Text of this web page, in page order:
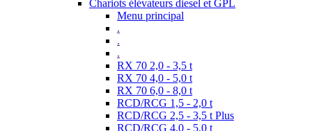
Chariots élévateurs diesel et GPL
Menu principal
.
.
.
RX 70 2,0 - 3,5 t
RX 70 4,0 - 5,0 t
RX 70 6,0 - 8,0 t
RCD/RCG 1,5 - 2,0 t
RCD/RCG 2,5 - 3,5 t Plus
RCD/RCG 4,0 - 5,0 t